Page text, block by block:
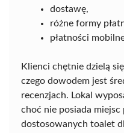
dostawę,
różne formy
płatności
Klienci chętnie dzielą
czego dowodem jest
recenzjach. Lokal
choć nie posiada
dostosowanych toalet